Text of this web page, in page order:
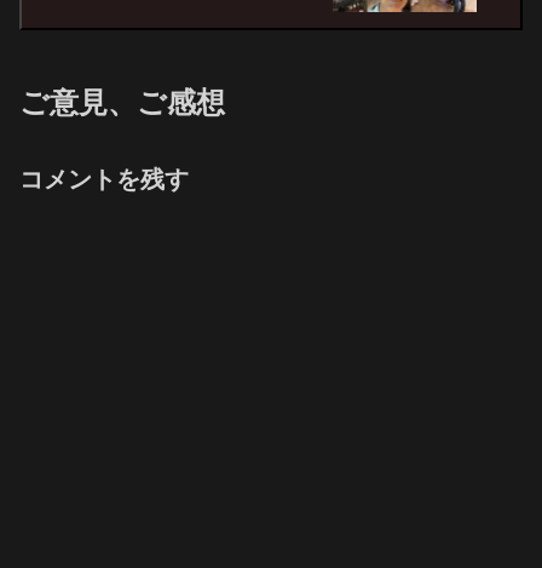
ご意見、ご感想
コメントを残す